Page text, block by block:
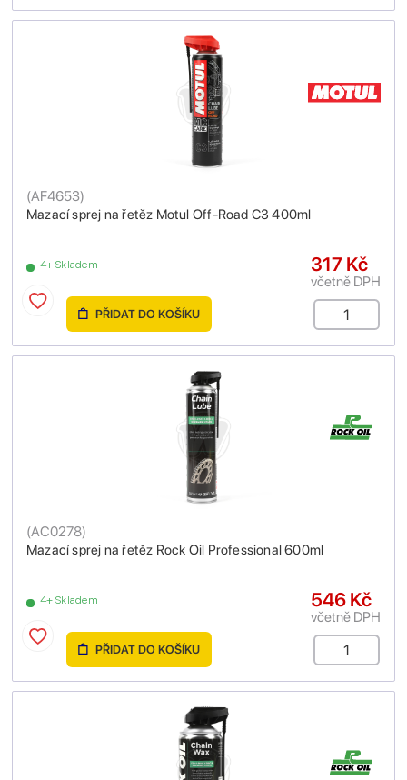
Mazací sprej na řetěz Motul Off-Road C3 400ml
(AF4653)
4+ Skladem 317 Kč
včetně DPH
PŘIDAT DO KOŠÍKU
Mazací sprej na řetěz Rock Oil Professional 600ml
(AC0278)
4+ Skladem 546 Kč
včetně DPH
PŘIDAT DO KOŠÍKU